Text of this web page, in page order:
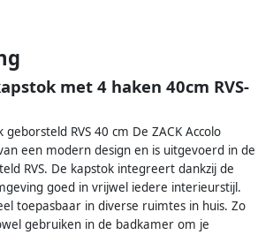
met 4 haken 40cm RVS-
geborsteld RVS 40 cm De ZACK Accolo
een modern design en is uitgevoerd in de
RVS. De kapstok integreert dankzij de
goed in vrijwel iedere interieurstijl.
toepasbaar in diverse ruimtes in huis. Zo
gebruiken in de badkamer om je